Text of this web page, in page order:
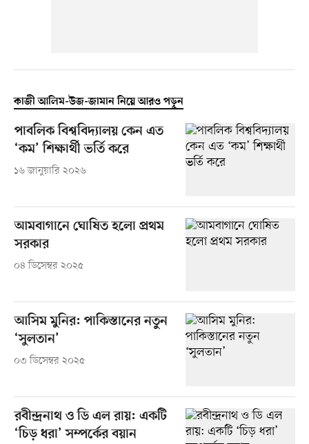
কাজী আলিম-উজ-জামান নিয়ে আরও পড়ুন
পাবলিক বিশ্ববিদ্যালয় কেন এত
‘কম’ শিক্ষার্থী ভর্তি করে
১৬ জানুয়ারি ২০২৬
আমবাগানে ঘোষিত হলো প্রথম
সরকার
০৪ ডিসেম্বর ২০২৫
আসিম মুনির: পাকিস্তানের নতুন
‘সুলতান’
০৩ ডিসেম্বর ২০২৫
রবীন্দ্রনাথ ও ডি এল রায়: একটি
‘চিড় ধরা’ সম্পর্কের বয়ান